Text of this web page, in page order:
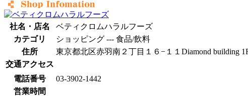
社名・店名
ベティクロムハラルフーズ
カテゴリ
ショッピング --- 食品/飲料
住所
東京都北区赤羽南２丁目１６−１１Diamond building
交通アクセス
電話番号
03-3902-1442
営業時間